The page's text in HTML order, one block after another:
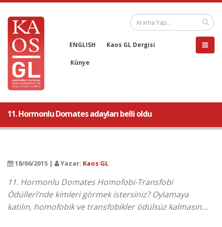
ENGLISH Kaos GL Dergisi
Künye
11. Hormonlu Domates adayları belli oldu
18/06/2015 | Yazar: Kaos GL
11. Hormonlu Domates Homofobi-Transfobi
Ödülleri’nde kimleri görmek istersiniz? Oylamaya
katılın, homofobik ve transfobikler ödülsüz kalmasın...